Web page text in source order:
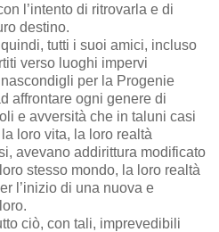
l’intento di ritrovarla e di
destino.
tutti i suoi amici, incluso
verso luoghi impervi
per la Progenie
affrontare ogni genere di
e avversità che in taluni casi
loro vita, la loro realtà
avevano addirittura modificato
stesso mondo, la loro realtà
l’inizio di una nuova e
ciò, con tali, imprevedibili